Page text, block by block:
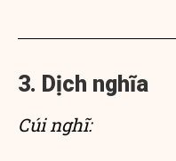
3. Dịch nghĩa
Cúi nghĩ: